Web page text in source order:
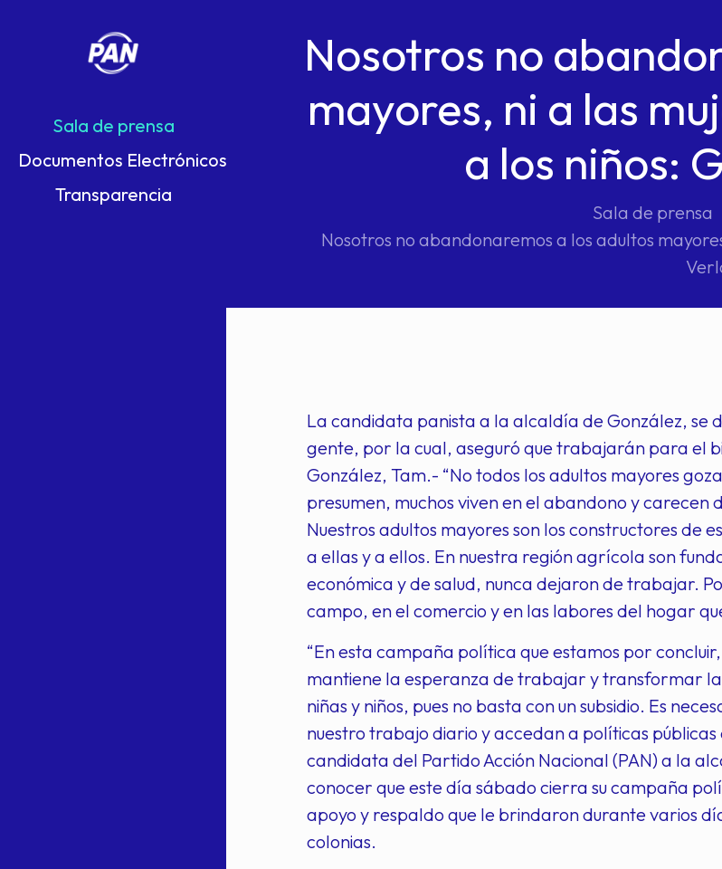
Sala de prensa
Documentos Electrónicos
Transparencia
Nosotros no
mayores, ni a las
a los niños:
Sala de prensa
Nosotros no abandonaremos a los adultos
La candidata panista a la alcaldía de González, se
gente, por la cual, aseguró que trabajarán para el
González, Tam.- “No todos los adultos mayores
presumen, muchos viven en el abandono y
Nuestros adultos mayores son los constructores de
a ellas y a ellos. En nuestra región agrícola son
económica y de salud, nunca dejaron de trabajar.
campo, en el comercio y en las labores del hogar
“En esta campaña política que estamos por
mantiene la esperanza de trabajar y transformar
niñas y niños, pues no basta con un subsidio. Es
nuestro trabajo diario y accedan a políticas
candidata del Partido Acción Nacional (PAN) a la
conocer que este día sábado cierra su campaña
apoyo y respaldo que le brindaron durante varios
colonias.